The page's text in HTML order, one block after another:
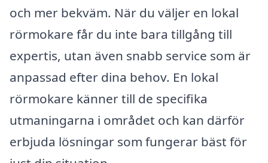
och mer bekväm. När du väljer en lokal
rörmokare får du inte bara tillgång till
expertis, utan även snabb service som är
anpassad efter dina behov. En lokal
rörmokare känner till de specifika
utmaningarna i området och kan därför
erbjuda lösningar som fungerar bäst för